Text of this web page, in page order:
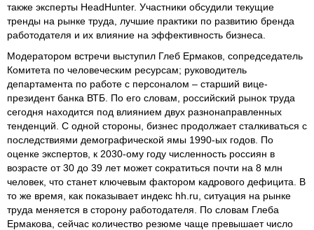
также эксперты HeadHunter. Участники обсудили текущие
тренды на рынке труда, лучшие практики по развитию бренда
работодателя и их влияние на эффективность бизнеса.
Модератором встречи выступил Глеб Ермаков, сопредседатель
Комитета по человеческим ресурсам; руководитель
департамента по работе с персоналом – старший вице-
президент банка ВТБ. По его словам, российский рынок труда
сегодня находится под влиянием двух разнонаправленных
тенденций. С одной стороны, бизнес продолжает сталкиваться с
последствиями демографической ямы 1990-ых годов. По
оценке экспертов, к 2030-ому году численность россиян в
возрасте от 30 до 39 лет может сократиться почти на 8 млн
человек, что станет ключевым фактором кадрового дефицита. В
то же время, как показывает индекс hh.ru, ситуация на рынке
труда меняется в сторону работодателя. По словам Глеба
Ермакова, сейчас количество резюме чаще превышает число